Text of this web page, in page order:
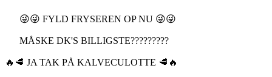
😜😜 FYLD FRYSEREN OP NU 😜😜
MÅSKE DK'S BILLIGSTE?????????
🔥🥩 JA TAK PÅ KALVECULOTTE 🥩🔥